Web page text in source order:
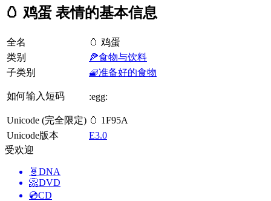
🥚 鸡蛋 表情的基本信息
全名
🥚 鸡蛋
类别
🍕食物与饮料
子类别
🧇准备好的食物
如何输入短码 :egg:
Unicode (完全限定) 🥚 1F95A
Unicode版本
E3.0
受欢迎
🧬 DNA
📀DVD
💿CD